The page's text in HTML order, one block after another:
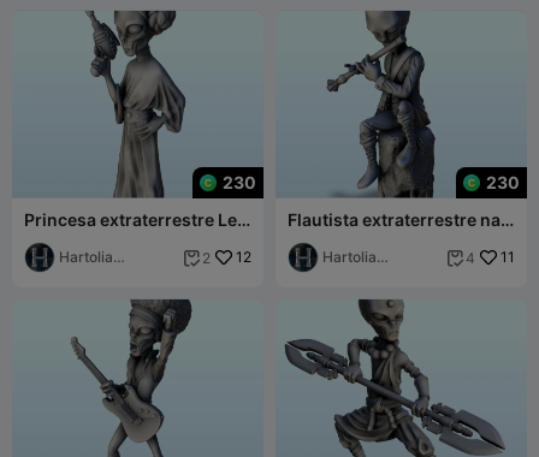
230
Princesa extraterrestre Leia
com arma laser (19) (+ ver
pré-suportado
Hartolia
 2 12
230
Flautista extraterrestre na
pedra (18) (+ versão pré-
suportada &
Hartolia
 4 11